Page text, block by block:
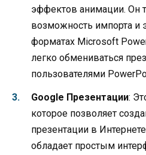
эффектов анимации. Он
возможность импорта и
форматах Microsoft
легко обмениваться
пользователями
Google Презентации:
которое позволяет
презентации в
обладает простым